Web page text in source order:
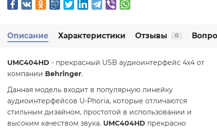
Описание Характеристики Отзывы 0
UMC404HD - прекрасный USB аудиоинтерфейс 4х4 от
компании Behringer.
Данная модель входит в популярную линейку
аудиоинтерфейсов U-Phoria, которые отличаются
стильным дизайном, простотой в использовании и
высоким качеством звука. UMC404HD прекрасно